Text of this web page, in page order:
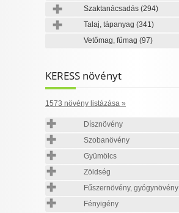
Szaktanácsadás (294)
Talaj, tápanyag (341)
Vetőmag, fűmag (97)
KERESS növényt
1573 növény listázása »
Dísznövény
Szobanövény
Gyümölcs
Zöldség
Fűszernövény, gyógynövény
Fényigény